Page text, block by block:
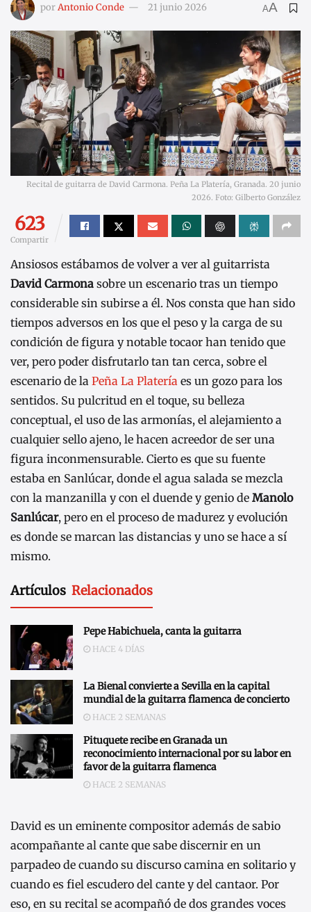
porAntonio Conde 21 junio 2026 AA
Recital de guitarra de David Carmona. Peña La Platería, Granada. 20 junio
2026. Foto: Gilberto González
623
Compartir
Ansiosos estábamos de volver a ver al guitarrista
David Carmona sobre un escenario tras un tiempo
considerable sin subirse a él. Nos consta que han sido
tiempos adversos en los que el peso y la carga de su
condición de figura y notable tocaor han tenido que
ver, pero poder disfrutarlo tan tan cerca, sobre el
escenario de la Peña La Platería es un gozo para los
sentidos. Su pulcritud en el toque, su belleza
conceptual, el uso de las armonías, el alejamiento a
cualquier sello ajeno, le hacen acreedor de ser una
figura inconmensurable. Cierto es que su fuente
estaba en Sanlúcar, donde el agua salada se mezcla
con la manzanilla y con el duende y genio de Manolo
Sanlúcar, pero en el proceso de madurez y evolución
es donde se marcan las distancias y uno se hace a sí
mismo.
Artículos Relacionados
Pepe Habichuela, canta la guitarra
HACE 4 DÍAS
La Bienal convierte a Sevilla en la capital
mundial de la guitarra flamenca de concierto
HACE 2 SEMANAS
Pituquete recibe en Granada un
reconocimiento internacional por su labor en
favor de la guitarra flamenca
HACE 2 SEMANAS
David es un eminente compositor además de sabio
acompañante al cante que sabe discernir en un
parpadeo de cuando su discurso camina en solitario y
cuando es fiel escudero del cante y del cantaor. Por
eso, en su recital se acompañó de dos grandes voces